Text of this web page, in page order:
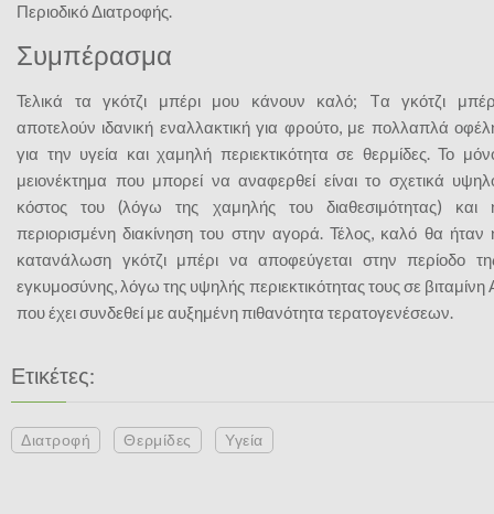
Περιοδικό Διατροφής.
Συμπέρασμα
Τελικά τα γκότζι μπέρι μου κάνουν καλό; Tα γκότζι
αποτελούν ιδανική εναλλακτική για φρούτο, με πολλαπλά
για την υγεία και χαμηλή περιεκτικότητα σε θερμίδες. Το
μειονέκτημα που μπορεί να αναφερθεί είναι το σχετικά
κόστος του (λόγω της χαμηλής του διαθεσιμότητας) και
περιορισμένη διακίνηση του στην αγορά. Τέλος, καλό θα ήταν
κατανάλωση γκότζι μπέρι να αποφεύγεται στην περίοδο
εγκυμοσύνης, λόγω της υψηλής περιεκτικότητας τους σε βιταμίνη
που έχει συνδεθεί με αυξημένη πιθανότητα τερατογενέσεων.
Ετικέτες:
Διατροφή Θερμίδες Υγεία